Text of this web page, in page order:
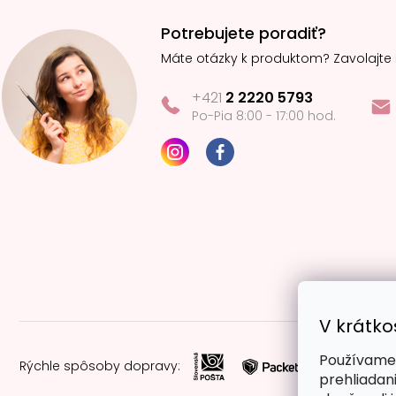
V
Potrebujete poradiť?
Máte otázky k produktom? Zavolajte
+421 2 2220 5793
Po-Pia 8:00 - 17:00 hod.
Rýchle spôsoby dopravy: